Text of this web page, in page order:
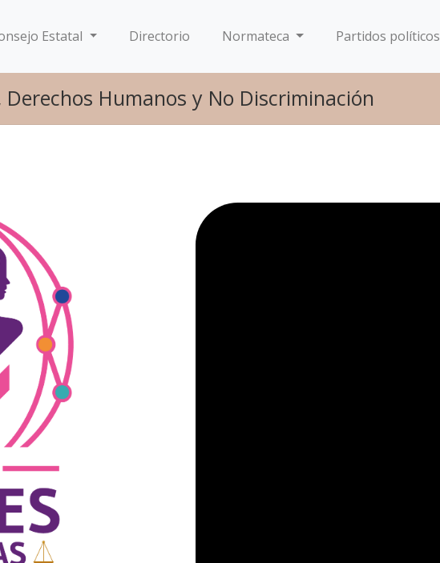
Estatal Directorio Normateca Partidos políticos
Humanos y No Discriminación